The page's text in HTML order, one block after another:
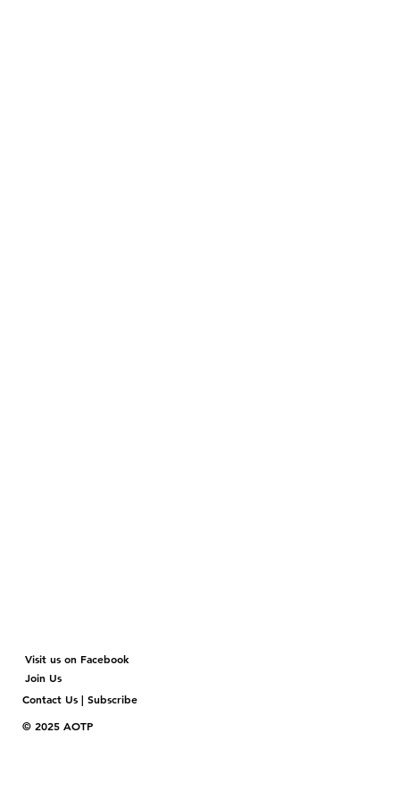
Join Us
Contact Us | Subscribe
Visit us on Facebook
© 2025 AOTP